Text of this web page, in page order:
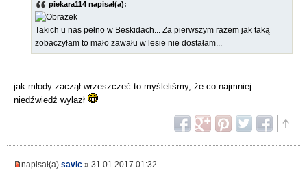
piekara114 napisał(a):
Takich u nas pełno w Beskidach... Za pierwszym razem jak taką
zobaczyłam to mało zawału w lesie nie dostałam...
jak młody zaczął wrzeszczeć to myśleliśmy, że co najmniej
niedźwiedź wylazł
napisał(a) savic » 31.01.2017 01:32